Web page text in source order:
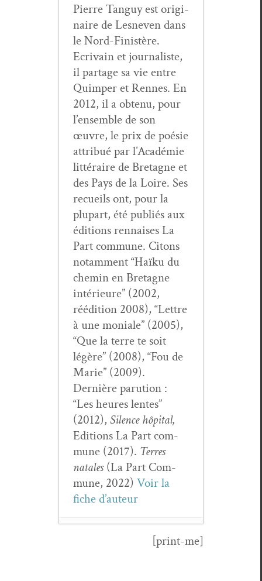
Pierre Tan­guy est orig­i­
naire de Lesn­even dans
le Nord-Fin­istère.
Ecrivain et jour­nal­iste,
il partage sa vie entre
Quim­per et Rennes. En
2012, il a obtenu, pour
l’ensemble de son
œuvre, le prix de poésie
attribué par l’Académie
lit­téraire de Bre­tagne et
des Pays de la Loire. Ses
recueils ont, pour la
plu­part, été pub­liés aux
édi­tions ren­nais­es La
Part com­mune. Citons
notam­ment “Haïku du
chemin en Bre­tagne
intérieure” (2002,
réédi­tion 2008), “Let­tre
à une moni­ale” (2005),
“Que la terre te soit
légère” (2008), “Fou de
Marie” (2009).
Dernière paru­tion :
“Les heures lentes”
(2012), Silence hôpi­tal,
Edi­tions La Part com­
mune (2017). Ter­res
natales(La Part Com­
mune, 2022) Voir la
fiche d’auteur
Gérard Pfis­ter,
[print-me]